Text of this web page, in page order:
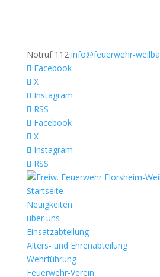
Notruf 112 info@feuerwehr-
Facebook
X
Instagram
RSS
Facebook
X
Instagram
RSS
Startseite
Neuigkeiten
über uns
Einsatzabteilung
Alters- und Ehrenabteilung
Wehrführung
Feuerwehr-Verein